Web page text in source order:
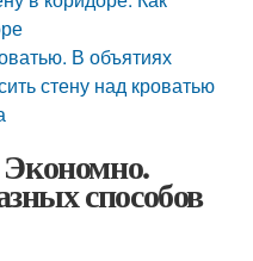
В объятиях
стену над кроватью
Экономно.
способов